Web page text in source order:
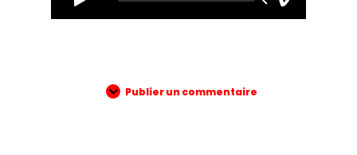
Publier un commentaire